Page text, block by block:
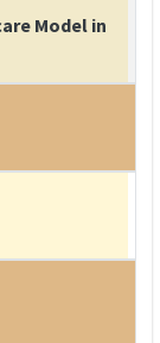
Model in